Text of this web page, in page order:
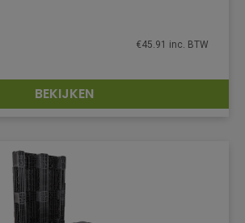
DETAILS
€45.91 inc. BTW
BEKIJKEN